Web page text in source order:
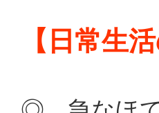
【日常生